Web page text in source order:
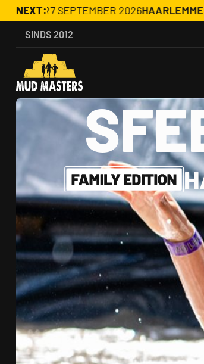
NEXT: 2026HAARLEMMERMEER11,
SINDS 2012